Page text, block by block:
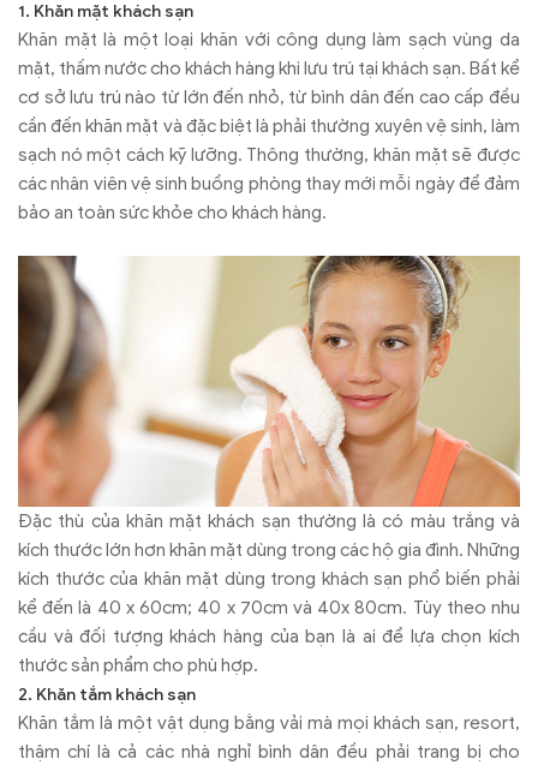
1. Khăn mặt khách sạn
Khăn mặt là một loại khăn với công dụng làm sạch vùng da
mặt, thấm nước cho khách hàng khi lưu trú tại khách sạn. Bất kể
cơ sở lưu trú nào từ lớn đến nhỏ, từ bình dân đến cao cấp đều
cần đến khăn mặt và đặc biệt là phải thường xuyên vệ sinh, làm
sạch nó một cách kỹ lưỡng. Thông thường, khăn mặt sẽ được
các nhân viên vệ sinh buồng phòng thay mới mỗi ngày để đảm
bảo an toàn sức khỏe cho khách hàng.
Đặc thù của khăn mặt khách sạn thường là có màu trắng và
kích thước lớn hơn khăn mặt dùng trong các hộ gia đình. Những
kích thước của khăn mặt dùng trong khách sạn phổ biến phải
kể đến là 40 x 60cm; 40 x 70cm và 40x 80cm. Tùy theo nhu
cầu và đối tượng khách hàng của bạn là ai để lựa chọn kích
thước sản phẩm cho phù hợp.
2. Khăn tắm khách sạn
Khăn tắm là một vật dụng bằng vải mà mọi khách sạn, resort,
thậm chí là cả các nhà nghỉ bình dân đều phải trang bị cho